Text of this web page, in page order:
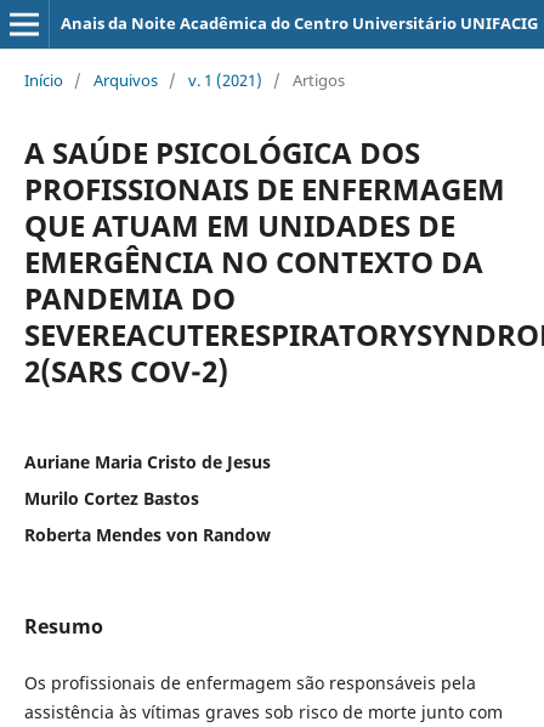
Anais da Noite Acadêmica do Centro Universitário UNIFACIG
Início / Arquivos / v. 1 (2021) / Artigos
A SAÚDE PSICOLÓGICA DOS
PROFISSIONAIS DE ENFERMAGEM
QUE ATUAM EM UNIDADES DE
EMERGÊNCIA NO CONTEXTO DA
PANDEMIA DO
2(SARS COV-2)
Auriane Maria Cristo de Jesus
Murilo Cortez Bastos
Roberta Mendes von Randow
Resumo
Os profissionais de enfermagem são responsáveis pela
assistência às vítimas graves sob risco de morte junto com